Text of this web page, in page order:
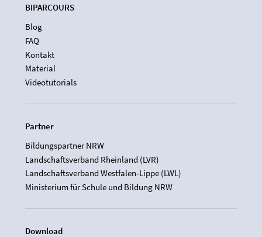
BIPARCOURS
Blog
FAQ
Kontakt
Material
Videotutorials
Partner
Bildungspartner NRW
Landschaftsverband Rheinland (LVR)
Landschaftsverband Westfalen-Lippe (LWL)
Ministerium für Schule und Bildung NRW
Download